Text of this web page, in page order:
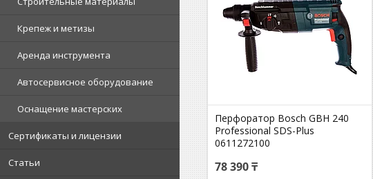
Крепеж и метизы
Аренда инструмента
Автосервисное оборудование
Оснащение мастерских
Сертификаты и лицензии
Статьи
Перфоратор Bosch GBH 240
Professional SDS-Plus
0611272100
78 390 ₸